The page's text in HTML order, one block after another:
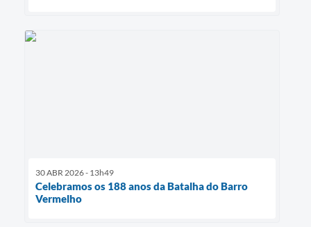
30 ABR 2026 - 13h49
Celebramos os 188 anos da Batalha do Barro
Vermelho